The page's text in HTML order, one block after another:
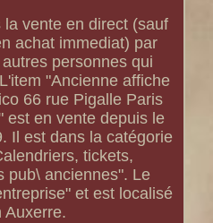
vente en direct (sauf
achat immediat) par
personnes qui
"Ancienne affiche
66 rue Pigalle Paris
est en vente depuis le
Il est dans la catégorie
tickets,
pub\ anciennes". Le
et est localisé
Auxerre.